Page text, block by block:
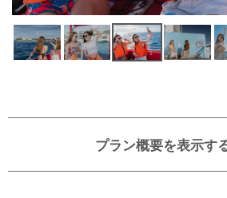
プラン概要を表示す